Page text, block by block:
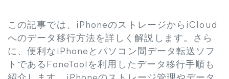
この記事では、iPhoneのストレージからiCloud
へのデータ移行方法を詳しく解説します。さら
に、便利なiPhoneとパソコン間データ転送ソフ
トであるFoneToolを利用したデータ移行手順も